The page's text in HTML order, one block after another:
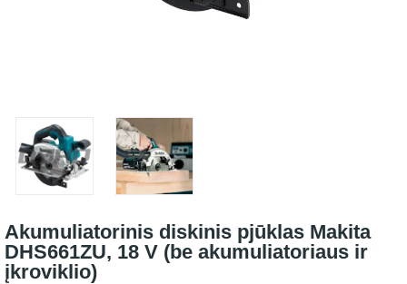
Akumuliatorinis diskinis pjūklas Makita
DHS661ZU, 18 V (be akumuliatoriaus ir
įkroviklio)